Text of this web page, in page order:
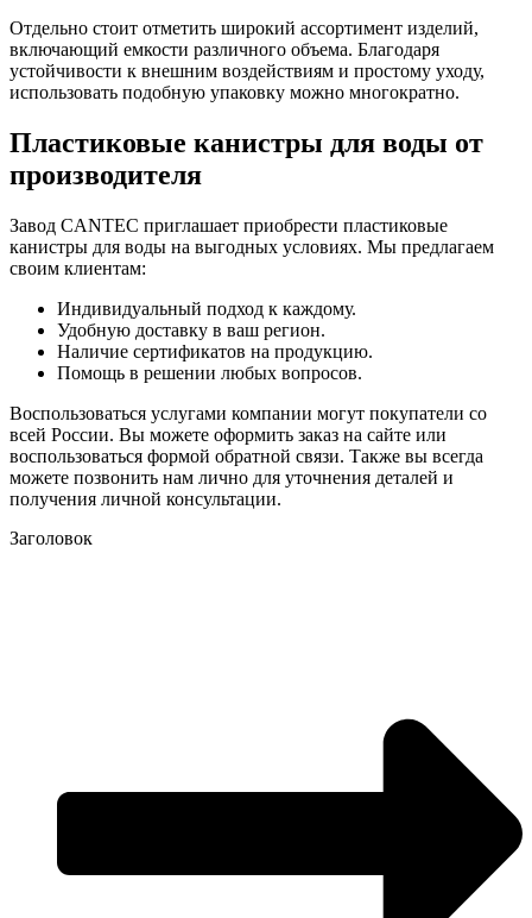
Отдельно стоит отметить широкий ассортимент изделий,
включающий емкости различного объема. Благодаря
устойчивости к внешним воздействиям и простому уходу,
использовать подобную упаковку можно многократно.
Пластиковые канистры для воды от
производителя
Завод CANTEC приглашает приобрести пластиковые
канистры для воды на выгодных условиях. Мы предлагаем
своим клиентам:
Индивидуальный подход к каждому.
Удобную доставку в ваш регион.
Наличие сертификатов на продукцию.
Помощь в решении любых вопросов.
Воспользоваться услугами компании могут покупатели со
всей России. Вы можете оформить заказ на сайте или
воспользоваться формой обратной связи. Также вы всегда
можете позвонить нам лично для уточнения деталей и
получения личной консультации.
Заголовок